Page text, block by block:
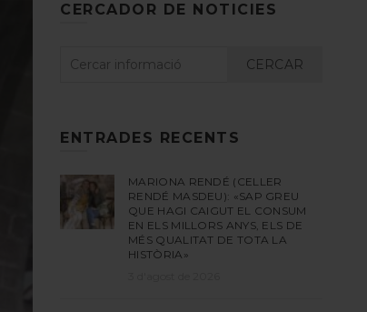
CERCADOR DE NOTICIES
CERCAR
ENTRADES RECENTS
MARIONA RENDÉ (CELLER
RENDÉ MASDEU): «SAP GREU
QUE HAGI CAIGUT EL CONSUM
EN ELS MILLORS ANYS, ELS DE
MÉS QUALITAT DE TOTA LA
HISTÒRIA»